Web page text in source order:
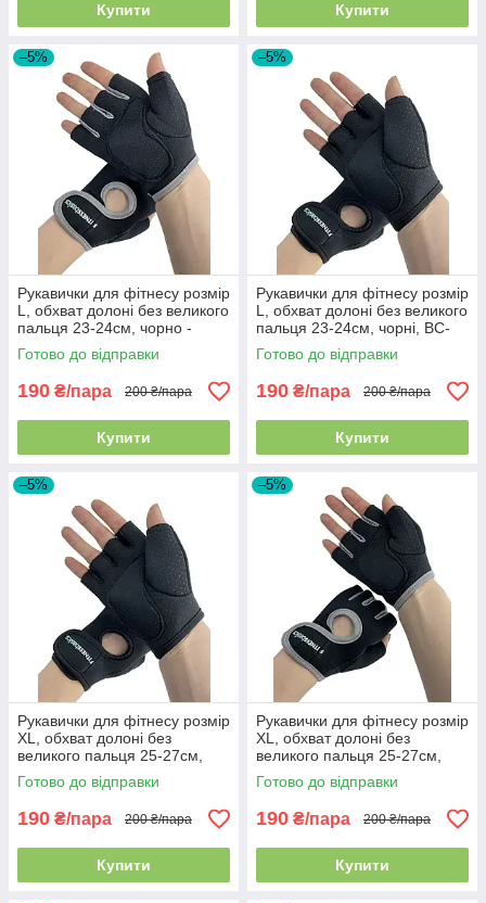
Купити Купити
–5%
Рукавички для фітнесу розмір
L, обхват долоні без великого
пальця 23-24см, чорно -
сірий, BC-893
Готово до відправки
190 ₴/пара 200 ₴/пара
Купити
–5%
Рукавички для фітнесу розмір
L, обхват долоні без великого
пальця 23-24см, чорні, BC-
893
Готово до відправки
190 ₴/пара 200 ₴/пара
Купити
–5%
Рукавички для фітнесу розмір
XL, обхват долоні без
великого пальця 25-27см,
чорні, BC-893
Готово до відправки
190 ₴/пара 200 ₴/пара
Купити
–5%
Рукавички для фітнесу розмір
XL, обхват долоні без
великого пальця 25-27см,
чорно-сірі, BC-893
Готово до відправки
190 ₴/пара 200 ₴/пара
Купити